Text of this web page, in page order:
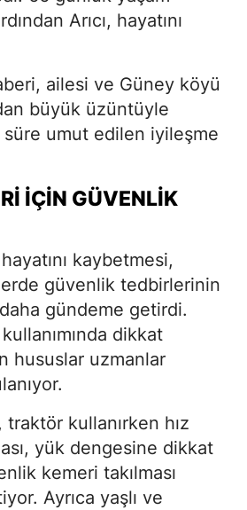
Arıcı, hayatını
ailesi ve Güney köyü
büyük üzüntüyle
süre umut edilen iyileşme
İÇIN GÜVENLIK
kaybetmesi,
güvenlik tedbirlerinin
gündeme getirdi.
dikkat
hususlar uzmanlar
traktör kullanırken hız
yük dengesine dikkat
kemeri takılması
Ayrıca yaşlı ve